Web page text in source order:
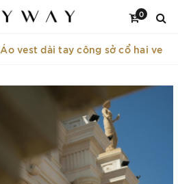
0
Áo vest dài tay công sở cổ hai ve